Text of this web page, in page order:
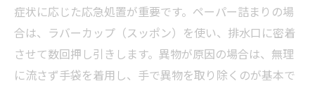
症状に応じた応急処置が重要です。ペーパー詰まりの場
合は、ラバーカップ（スッポン）を使い、排水口に密着
させて数回押し引きします。異物が原因の場合は、無理
に流さず手袋を着用し、手で異物を取り除くのが基本で